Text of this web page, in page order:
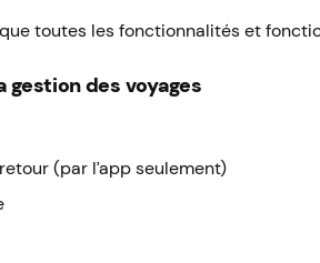
toutes les fonctionnalités et
des voyages
(par l’app seulement)